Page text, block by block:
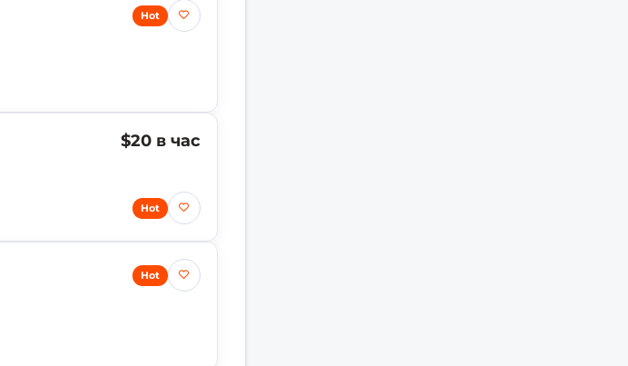
Hot
$20 в час
Hot
Hot